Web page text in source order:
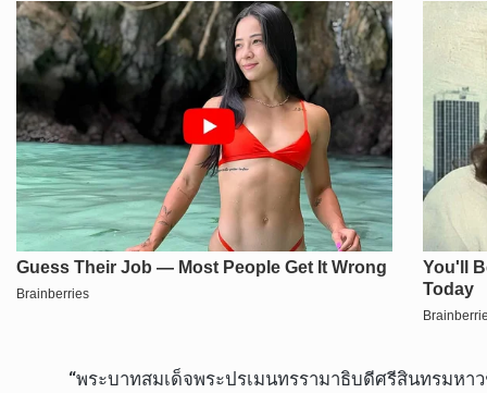
“พระบาทสมเด็จพระปรเมนทรรามาธิบดีศรีสินทรมหาว